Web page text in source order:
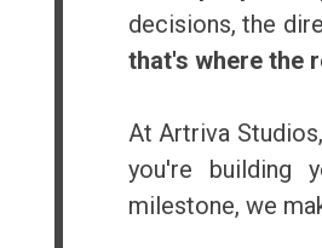
decisions, the
that's where the
At Artriva
you're building
milestone, we